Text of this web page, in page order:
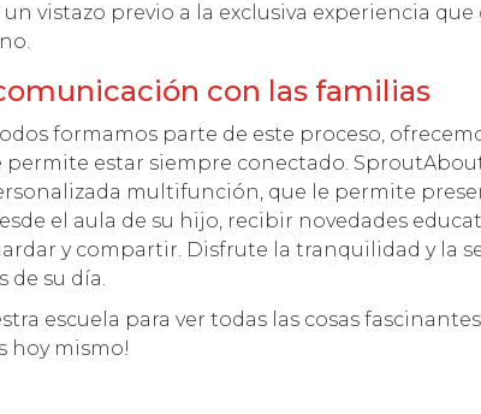
vistazo previo a la exclusiva experiencia que
con las familias
formamos parte de este proceso,
estar siempre conectado.
multifunción, que le permite
el aula de su hijo, recibir novedades
y compartir. Disfrute la tranquilidad y la
de su día.
escuela para ver todas las cosas
hoy mismo!